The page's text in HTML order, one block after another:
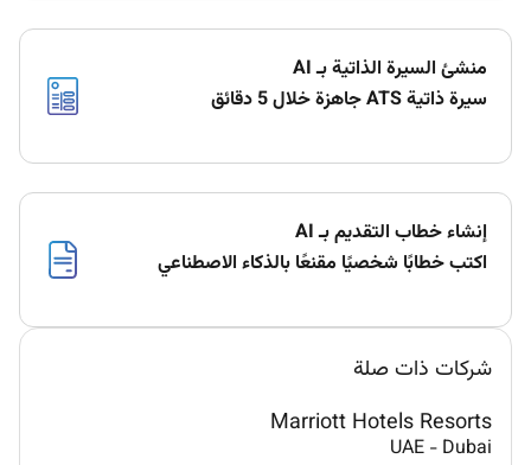
منشئ السيرة الذاتية بـ AI
سيرة ذاتية ATS جاهزة خلال 5 دقائق
إنشاء خطاب التقديم بـ AI
اكتب خطابًا شخصيًا مقنعًا بالذكاء الاصطناعي
شركات ذات صلة
Marriott Hotels Resorts
UAE - Dubai